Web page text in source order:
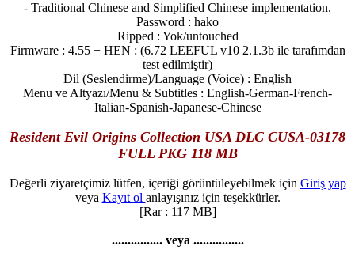
- Traditional Chinese and Simplified Chinese implementation.
Password : hako
Ripped : Yok/untouched
Firmware : 4.55 + HEN : (6.72 LEEFUL v10 2.1.3b ile tarafımdan
test edilmiştir)
Dil (Seslendirme)/Language (Voice) : English
Menu ve Altyazı/Menu & Subtitles : English-German-French-
Italian-Spanish-Japanese-Chinese
Resident Evil Origins Collection USA DLC CUSA-03178
FULL PKG 118 MB
Değerli ziyaretçimiz lütfen, içeriği görüntüleyebilmek için Giriş yap
veya Kayıt ol anlayışınız için teşekkürler.
[Rar : 117 MB]
................ veya ................